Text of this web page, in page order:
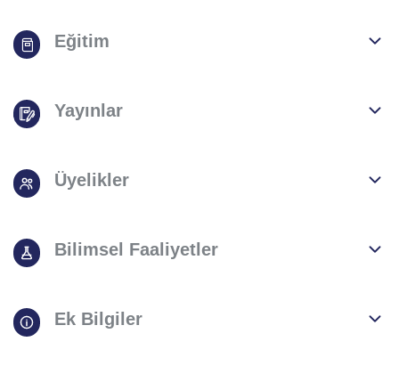
Eğitim
Yayınlar
Üyelikler
Bilimsel Faaliyetler
Ek Bilgiler